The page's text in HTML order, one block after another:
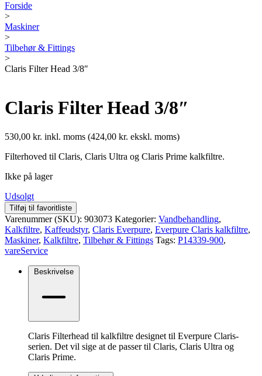
Forside
>
Maskiner
>
Tilbehør & Fittings
>
Claris Filter Head 3/8″
Claris Filter Head 3/8″
530,00 kr. inkl. moms (424,00 kr. ekskl. moms)
Filterhoved til Claris, Claris Ultra og Claris Prime kalkfiltre.
Ikke på lager
Udsolgt
Tilføj til favoritliste
Varenummer (SKU): 903073 Kategorier: Vandbehandling,
Kalkfiltre, Kaffeudstyr, Claris Everpure, Everpure Claris kalkfiltre,
Maskiner, Kalkfiltre, Tilbehør & Fittings Tags: P14339-900,
vareService
Beskrivelse
Claris Filterhead til kalkfiltre designet til Everpure Claris-
serien. Det vil sige at de passer til Claris, Claris Ultra og
Claris Prime.